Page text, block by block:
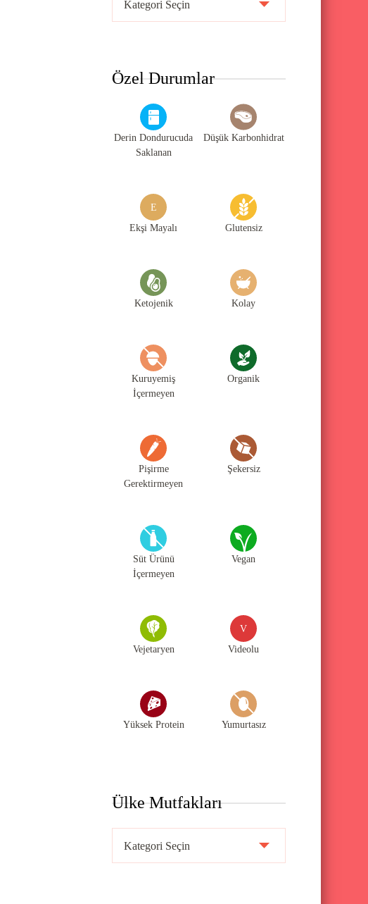
a
f
t
Özel Durumlar
Derin Dondurucuda
Saklanan
Düşük Karbonhidrat
E
Ekşi Mayalı Glutensiz
Ketojenik Kolay
Kuruyemiş
İçermeyen
Organik
Pişirme
Gerektirmeyen
Şekersiz
Süt Ürünü
İçermeyen
Vegan
Vejetaryen
V
Videolu
Yüksek Protein Yumurtasız
Ülke Mutfakları
l